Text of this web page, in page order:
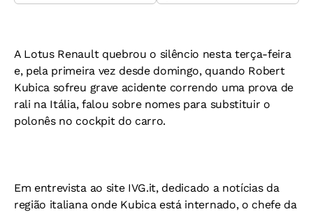
A Lotus Renault quebrou o silêncio nesta terça-feira
e, pela primeira vez desde domingo, quando Robert
Kubica sofreu grave acidente correndo uma prova de
rali na Itália, falou sobre nomes para substituir o
polonês no cockpit do carro.
Em entrevista ao site IVG.it, dedicado a notícias da
região italiana onde Kubica está internado, o chefe da